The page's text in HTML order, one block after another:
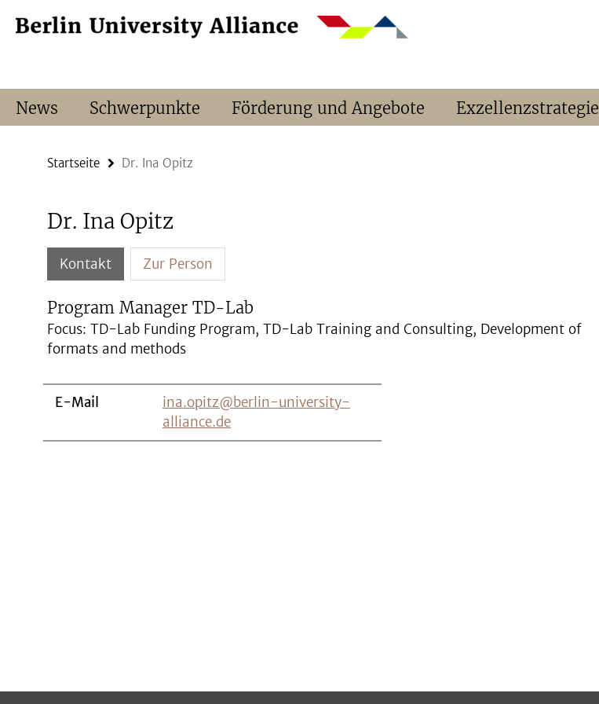
direkt
Service-
News Schwerpunkte Förderung und Angebote Exzellenzstrategie
Startseite Dr. Ina Opitz
Dr. Ina Opitz
Kontakt Zur Person
Program Manager TD-Lab
Focus: TD-Lab Funding Program, TD-Lab Training and Consulting, Development of
formats and methods
E-Mail
ina.opitz@berlin-university-
alliance.de